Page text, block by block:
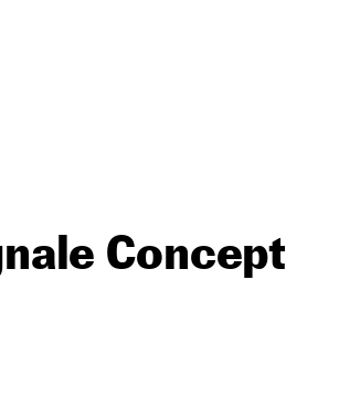
Concept